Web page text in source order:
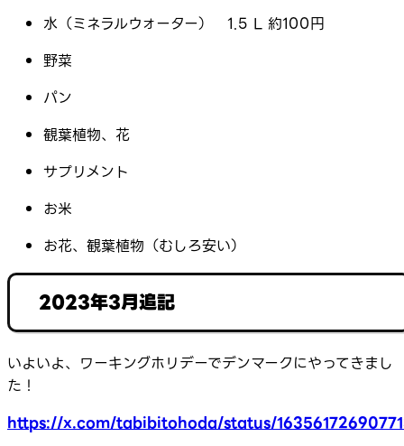
水（ミネラルウォーター） 1.5 L 約100円
野菜
パン
観葉植物、花
サプリメント
お米
お花、観葉植物（むしろ安い）
2023年3月追記
いよいよ、ワーキングホリデーでデンマークにやってきまし
た！
https://x.com/tabibitohoda/status/